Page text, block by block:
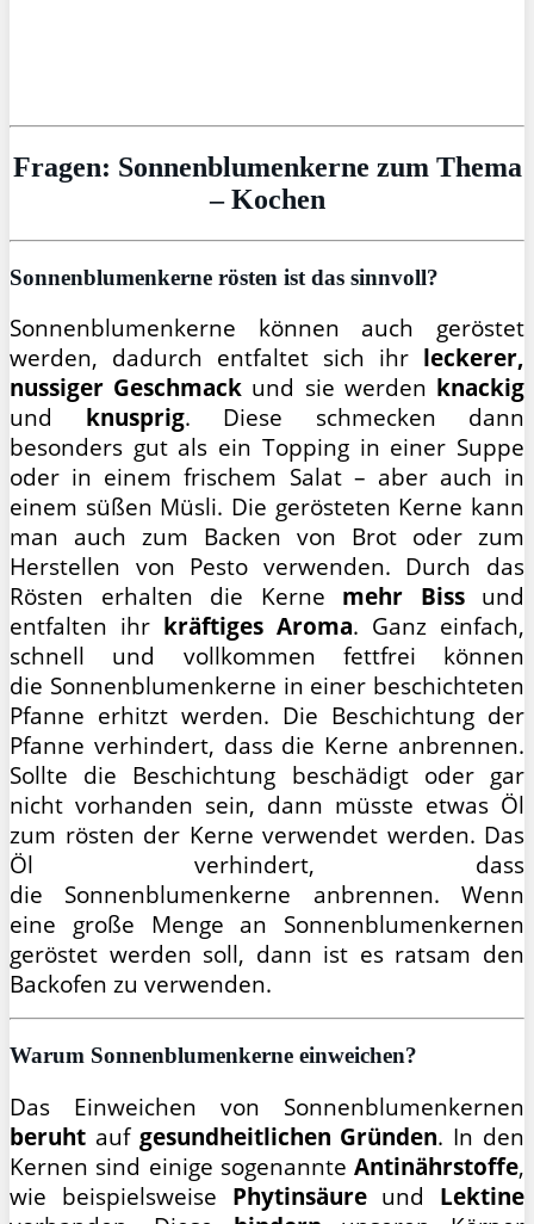
Fragen: Sonnenblumenkerne zum Thema
– Kochen
Sonnenblumenkerne rösten ist das sinnvoll?
Sonnenblumenkerne können auch geröstet
werden, dadurch entfaltet sich ihr leckerer,
nussiger Geschmack und sie werden knackig
und knusprig. Diese schmecken dann
besonders gut als ein Topping in einer Suppe
oder in einem frischem Salat – aber auch in
einem süßen Müsli. Die gerösteten Kerne kann
man auch zum Backen von Brot oder zum
Herstellen von Pesto verwenden. Durch das
Rösten erhalten die Kerne mehr Bissund
entfalten ihr kräftiges Aroma. Ganz einfach,
schnell und vollkommen fettfrei können
die Sonnenblumenkerne in einer beschichteten
Pfanne erhitzt werden. Die Beschichtung der
Pfanne verhindert, dass die Kerne anbrennen.
Sollte die Beschichtung beschädigt oder gar
nicht vorhanden sein, dann müsste etwas Öl
zum rösten der Kerne verwendet werden. Das
Öl verhindert, dass
die Sonnenblumenkerne anbrennen. Wenn
eine große Menge an Sonnenblumenkernen
geröstet werden soll, dann ist es ratsam den
Backofen zu verwenden.
Warum Sonnenblumenkerne einweichen?
Das Einweichen von Sonnenblumenkernen
beruht auf gesundheitlichen Gründen. In den
Kernen sind einige sogenannte Antinährstoffe,
wie beispielsweise Phytinsäureund Lektine